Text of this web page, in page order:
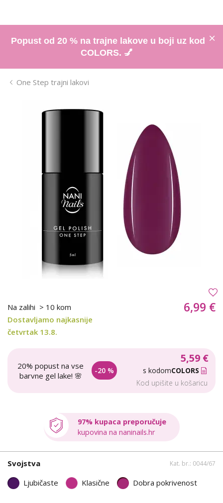
Popust od 20 % na trajne lakove u boji uz kod
COLORS. 💅
One Step trajni lakovi
Na zalihi > 10 kom
Dostavljamo najkasnije
četvrtak 13.8.
6,99 €
20% popust na vse
barvne gel lake! 🌸
-20 %
5,59 €
s kodomCOLORS
Kod upišite u košaricu
97% kupaca preporučuje
kupovina na naninails.hr
Svojstva Kat. br.: 0044/67
Ljubičaste Klasične Dobra pokrivenost